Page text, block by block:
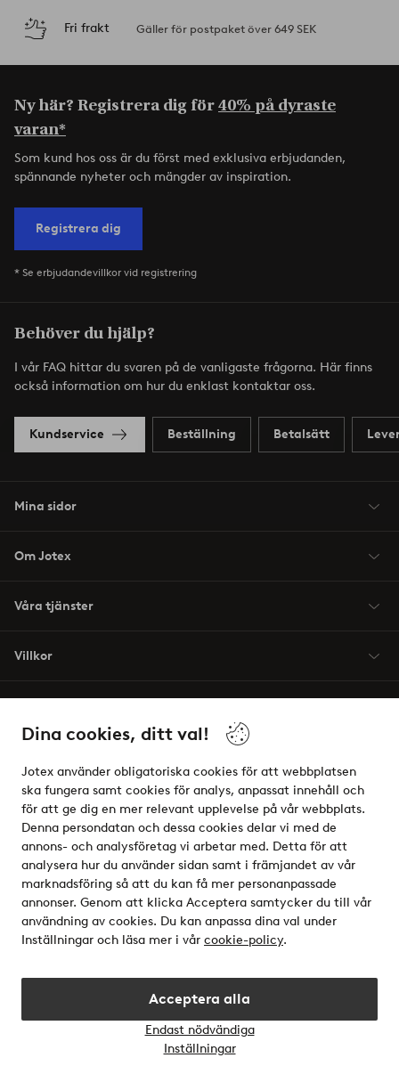
Dina cookies, ditt val!
Jotex använder obligatoriska cookies för att webbplatsen
ska fungera samt cookies för analys, anpassat innehåll och
för att ge dig en mer relevant upplevelse på vår webbplats.
Denna persondatan och dessa cookies delar vi med de
annons- och analysföretag vi arbetar med. Detta för att
analysera hur du använder sidan samt i främjandet av vår
marknadsföring så att du kan få mer personanpassade
annonser. Genom att klicka Acceptera samtycker du till vår
användning av cookies. Du kan anpassa dina val under
Inställningar och läsa mer i vår cookie-policy.
Acceptera alla
Endast nödvändiga
Inställningar
Fri frakt Gäller för postpaket över 649 SEK
Ny här? Registrera dig för40% på dyraste
varan*
Som kund hos oss är du först med exklusiva erbjudanden,
spännande nyheter och mängder av inspiration.
Registrera dig
* Se erbjudandevillkor vid registrering
Behöver du hjälp?
I vår FAQ hittar du svaren på de vanligaste frågorna. Här finns
också information om hur du enklast kontaktar oss.
Kundservice Beställning Betalsätt
Mina sidor
Om Jotex
Våra tjänster
Villkor
Säkra betalningar - Betala direkt eller dela upp
Vill du veta mer om våra betalalternativ?
elpy